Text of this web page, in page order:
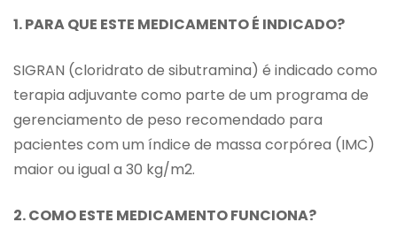
1. PARA QUE ESTE MEDICAMENTO É INDICADO?
SIGRAN (cloridrato de sibutramina) é indicado como
terapia adjuvante como parte de um programa de
gerenciamento de peso recomendado para
pacientes com um índice de massa corpórea (IMC)
maior ou igual a 30 kg/m2.
2. COMO ESTE MEDICAMENTO FUNCIONA?